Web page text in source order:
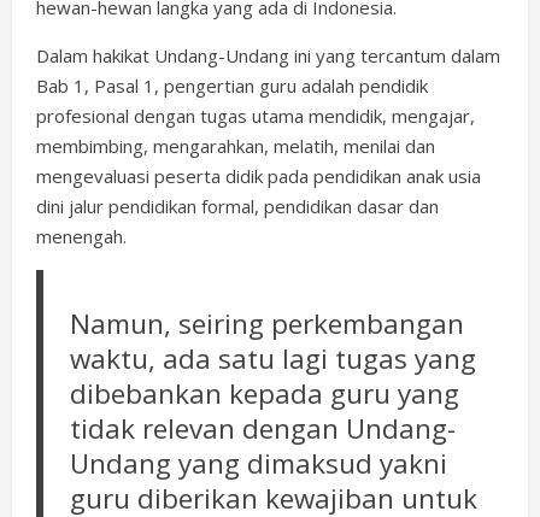
hewan-hewan langka yang ada di Indonesia.
Dalam hakikat Undang-Undang ini yang tercantum dalam
Bab 1, Pasal 1, pengertian guru adalah pendidik
profesional dengan tugas utama mendidik, mengajar,
membimbing, mengarahkan, melatih, menilai dan
mengevaluasi peserta didik pada pendidikan anak usia
dini jalur pendidikan formal, pendidikan dasar dan
menengah.
Namun, seiring perkembangan
waktu, ada satu lagi tugas yang
dibebankan kepada guru yang
tidak relevan dengan Undang-
Undang yang dimaksud yakni
guru diberikan kewajiban untuk